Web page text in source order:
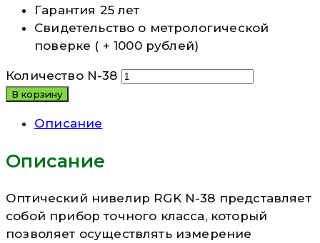
Гарантия 25 лет
Свидетельство о метрологической
поверке ( + 1000 рублей)
Количество N-38
В корзину
Описание
Описание
Оптический нивелир RGK N-38 представляет
собой прибор точного класса, который
позволяет осуществлять измерение